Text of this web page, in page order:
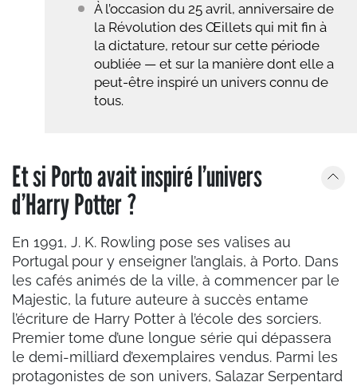
À l’occasion du 25 avril, anniversaire de
la Révolution des Œillets qui mit fin à
la dictature, retour sur cette période
oubliée — et sur la manière dont elle a
peut-être inspiré un univers connu de
tous.
Et si Porto avait inspiré l’univers
d’Harry Potter ?
En 1991, J. K. Rowling pose ses valises au
Portugal pour y enseigner l’anglais, à Porto. Dans
les cafés animés de la ville, à commencer par le
Majestic, la future auteure à succès entame
l’écriture de Harry Potter à l’école des sorciers.
Premier tome d’une longue série qui dépassera
le demi-milliard d’exemplaires vendus. Parmi les
protagonistes de son univers, Salazar Serpentard